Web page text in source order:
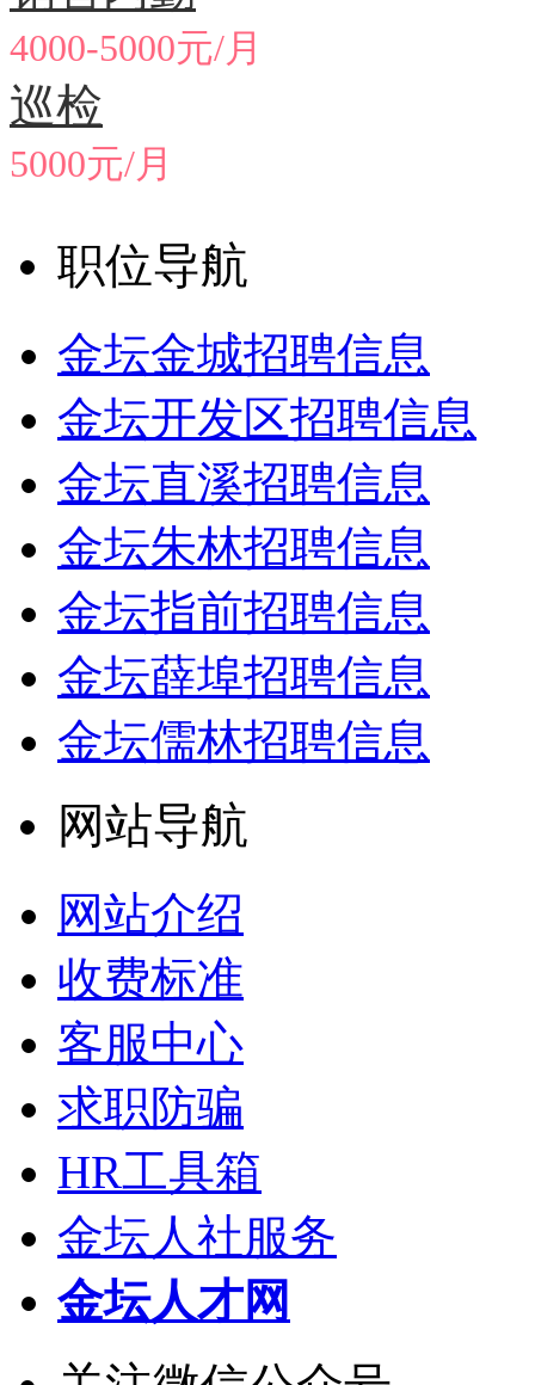
4000-5000元/月
巡检
5000元/月
职位导航
金坛金城招聘信息
金坛开发区招聘信息
金坛直溪招聘信息
金坛朱林招聘信息
金坛指前招聘信息
金坛薛埠招聘信息
金坛儒林招聘信息
网站导航
网站介绍
收费标准
客服中心
求职防骗
HR工具箱
金坛人社服务
金坛人才网